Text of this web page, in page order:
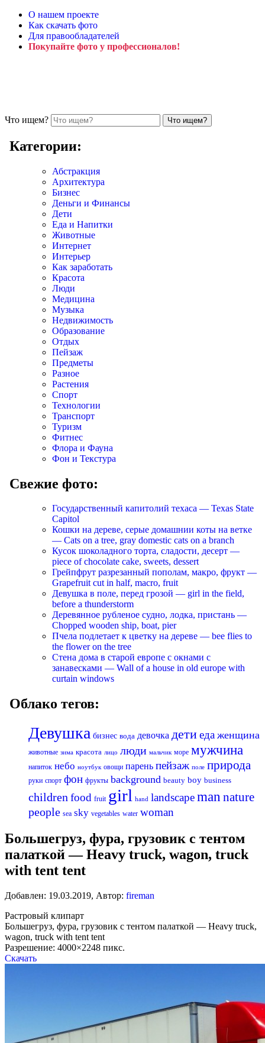
О нашем проекте
Как скачать фото
Для правообладателей
Покупайте фото у профессионалов!
Что ищем?
Категории:
Абстракция
Архитектура
Бизнес
Деньги и Финансы
Дети
Еда и Напитки
Животные
Интернет
Интерьер
Как заработать
Красота
Люди
Медицина
Музыка
Недвижимость
Образование
Отдых
Пейзаж
Предметы
Разное
Растения
Спорт
Технологии
Транспорт
Туризм
Фитнес
Флора и Фауна
Фон и Текстура
Свежие фото:
Государственный капитолий техаса — Texas State
Capitol
Кошки на дереве, серые домашнии коты на ветке
— Cats on a tree, gray domestic cats on a branch
Кусок шоколадного торта, сладости, десерт —
piece of chocolate cake, sweets, dessert
Грейпфрут разрезанный пополам, макро, фрукт —
Grapefruit cut in half, macro, fruit
Девушка в поле, перед грозой — girl in the field,
before a thunderstorm
Деревянное рубленое судно, лодка, пристань —
Chopped wooden ship, boat, pier
Пчела подлетает к цветку на дереве — bee flies to
the flower on the tree
Стена дома в старой европе с окнами с
занавесками — Wall of a house in old europe with
curtain windows
Облако тегов:
Девушка бизнес вода девочка детиеда женщина
животные зима красота лицо люди мальчик море мужчина
напиток небо ноутбук овощи парень пейзаж поле природа
руки спорт фон фрукты background beauty boy business
childrenfood fruit girl hand landscapeman nature
people sea sky vegetables water woman
Большегруз, фура, грузовик с тентом
палаткой — Heavy truck, wagon, truck
with tent tent
Добавлен: 19.03.2019, Автор: fireman
Растровый клипарт
Большегруз, фура, грузовик с тентом палаткой — Heavy truck,
wagon, truck with tent tent
Разрешение: 4000×2248 пикс.
Скачать